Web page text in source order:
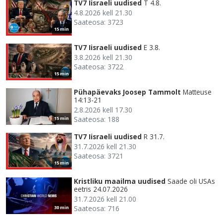
15 min
TV7 Iisraeli uudised T 4.8.
4.8.2026 kell 21.30
Saateosa: 3723
15 min
TV7 Iisraeli uudised E 3.8.
3.8.2026 kell 21.30
Saateosa: 3722
15 min
Pühapäevaks Joosep Tammolt Matteuse
14:13-21
2.8.2026 kell 17.30
Saateosa: 188
15 min
TV7 Iisraeli uudised R 31.7.
31.7.2026 kell 21.30
Saateosa: 3721
30 min
Kristliku maailma uudised Saade oli USAs
eetris 24.07.2026
31.7.2026 kell 21.00
Saateosa: 716